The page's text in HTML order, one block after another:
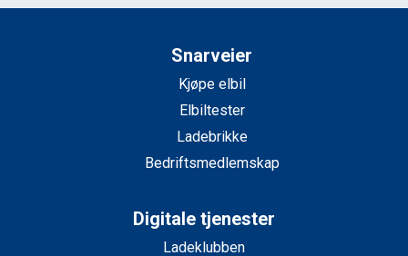
Snarveier
Kjøpe elbil
Elbiltester
Ladebrikke
Bedriftsmedlemskap
Digitale tjenester
Ladeklubben